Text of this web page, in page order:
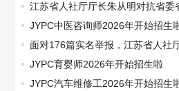
师开始报名啦
江苏省人社厅厅长朱从明对抗省委
JYPC中医咨询师2026年开始招生
面对176篇实名举报，江苏省人社
何选择沉默
JYPC育婴师2026年开始招生啦
JYPC汽车维修工2026年开始招生